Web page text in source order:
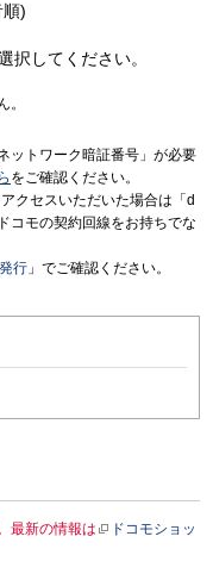
)
択してください。
。
ットワーク暗証番号」が必要
をご確認ください。
クセスいただいた場合は「d
コモの契約回線をお持ちでな
行 」でご確認ください。
最新の情報は
ドコモショッ